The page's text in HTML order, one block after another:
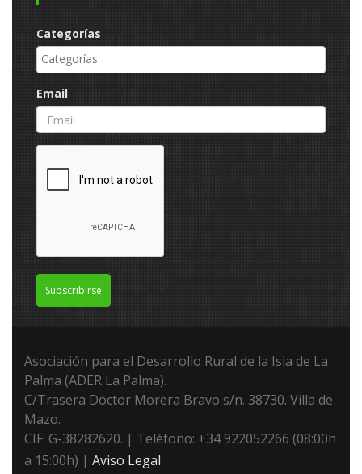
Categorías
Email
Subscribirse
Asociación para el Desarrollo Rural de la Isla de La
Palma (ADER La Palma).
C/Trasera Doctor Morera Bravo s/n. 38730. Villa de
Mazo.
CIF: G-38282620. | Teléfono: +34 922052266 (08:00h
a 15:00h) | Aviso Legal